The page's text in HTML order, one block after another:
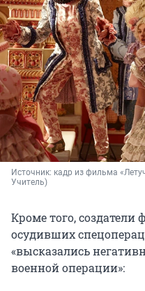
Источник: кадр из фильма
Учитель)
Кроме того,
осудивших
«высказались
военной операции»: